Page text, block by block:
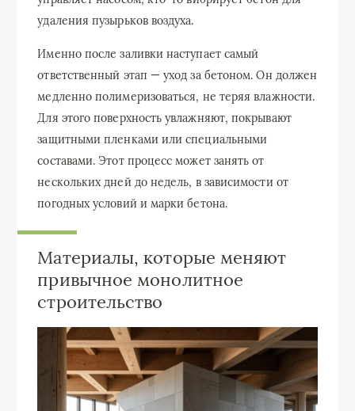
удаления пузырьков воздуха.
Именно после заливки наступает самый
ответственный этап — уход за бетоном. Он должен
медленно полимеризоваться, не теряя влажности.
Для этого поверхность увлажняют, покрывают
защитными пленками или специальными
составами. Этот процесс может занять от
нескольких дней до недель, в зависимости от
погодных условий и марки бетона.
Материалы, которые меняют
привычное монолитное
строительство